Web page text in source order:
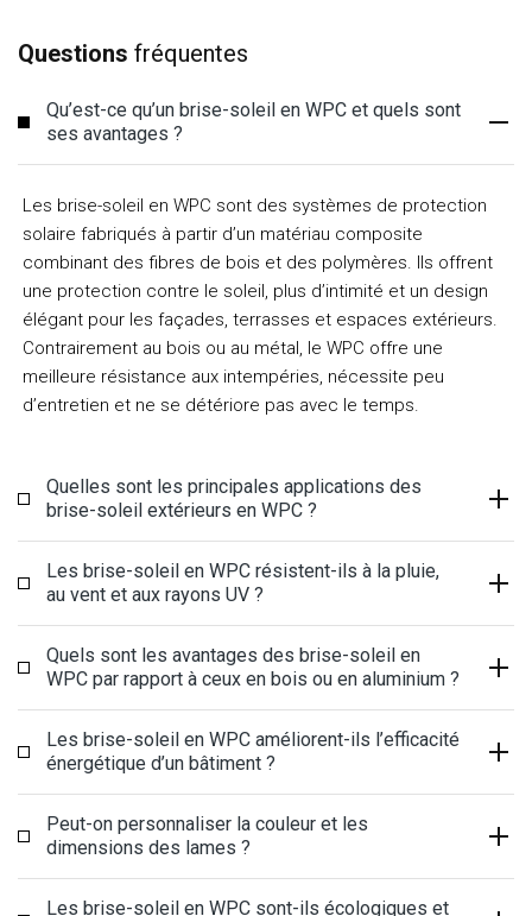
Questions fréquentes
Qu’est-ce qu’un brise-soleil en WPC et quels sont
ses avantages ?
Les brise-soleil en WPC sont des systèmes de protection
solaire fabriqués à partir d’un matériau composite
combinant des fibres de bois et des polymères. Ils offrent
une protection contre le soleil, plus d’intimité et un design
élégant pour les façades, terrasses et espaces extérieurs.
Contrairement au bois ou au métal, le WPC offre une
meilleure résistance aux intempéries, nécessite peu
d’entretien et ne se détériore pas avec le temps.
Quelles sont les principales applications des
brise-soleil extérieurs en WPC ?
Les brise-soleil en WPC résistent-ils à la pluie,
au vent et aux rayons UV ?
Quels sont les avantages des brise-soleil en
WPC par rapport à ceux en bois ou en aluminium ?
Les brise-soleil en WPC améliorent-ils l’efficacité
énergétique d’un bâtiment ?
Peut-on personnaliser la couleur et les
dimensions des lames ?
Les brise-soleil en WPC sont-ils écologiques et